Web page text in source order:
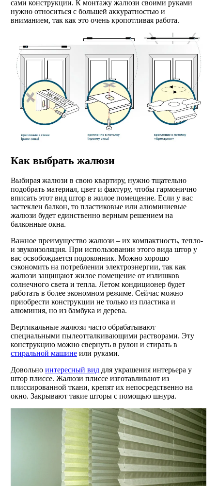
сами конструкции. К монтажу жалюзи своими руками
нужно относиться с большей аккуратностью и
вниманием, так как это очень кропотливая работа.
Как выбрать жалюзи
Выбирая жалюзи в свою квартиру, нужно тщательно
подобрать материал, цвет и фактуру, чтобы гармонично
вписать этот вид штор в жилое помещение. Если у вас
застеклен балкон, то пластиковые или алюминиевые
жалюзи будет единственно верным решением на
балконные окна.
Важное преимущество жалюзи – их компактность, тепло-
и звукоизоляция. При использовании этого вида штор у
вас освобождается подоконник. Можно хорошо
сэкономить на потреблении электроэнергии, так как
жалюзи защищают жилое помещение от излишков
солнечного света и тепла. Летом кондиционер будет
работать в более экономном режиме. Сейчас можно
приобрести конструкции не только из пластика и
алюминия, но из бамбука и дерева.
Вертикальные жалюзи часто обрабатывают
специальными пылеотталкивающими растворами. Эту
конструкцию можно свернуть в рулон и стирать в
стиральной машине или руками.
Довольно интересный вид для украшения интерьера у
штор плиссе. Жалюзи плиссе изготавливают из
плиссированной ткани, крепят их непосредственно на
окно. Закрывают такие шторы с помощью шнура.